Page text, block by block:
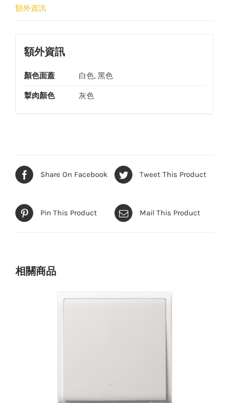
(灰
量
額外資訊
額外資訊
顏色面蓋 白色, 黑色
掣肉顏色 灰色
Share On Facebook Tweet This Product
Pin This Product Mail This Product
相關商品